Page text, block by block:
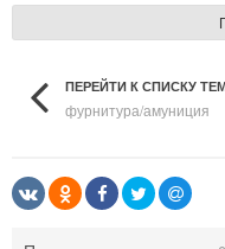
ПЕРЕЙТИ К СПИСКУ
фурнитура/амуниция